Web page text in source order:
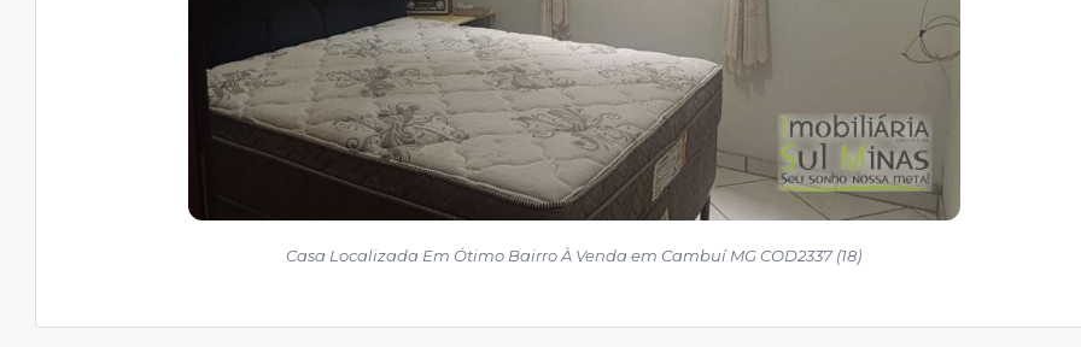
Casa Localizada Em Ótimo Bairro À Venda em Cambuí MG COD2337 (18)